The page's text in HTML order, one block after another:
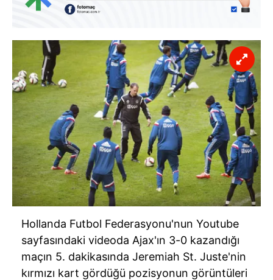
Hollanda Futbol Federasyonu'nun Youtube
sayfasındaki videoda Ajax'ın 3-0 kazandığı
maçın 5. dakikasında Jeremiah St. Juste'nin
kırmızı kart gördüğü pozisyonun görüntüleri